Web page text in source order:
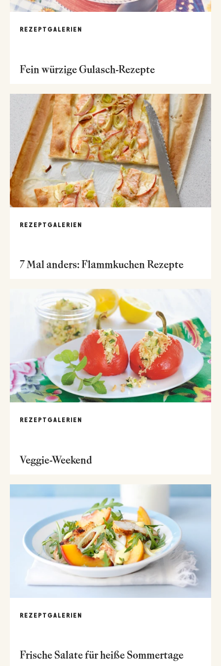
REZEPTGALERIEN
Fein würzige Gulasch-Rezepte
REZEPTGALERIEN
7 Mal anders: Flammkuchen Rezepte
REZEPTGALERIEN
Veggie-Weekend
REZEPTGALERIEN
Frische Salate für heiße Sommertage